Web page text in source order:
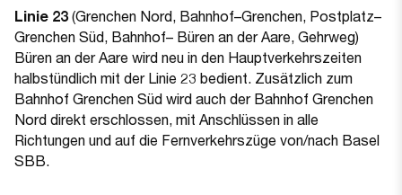
Linie 23(Grenchen Nord, Bahnhof–Grenchen, Postplatz–
Grenchen Süd, Bahnhof– Büren an der Aare, Gehrweg)
Büren an der Aare wird neu in den Hauptverkehrszeiten
halbstündlich mit der Linie 23 bedient. Zusätzlich zum
Bahnhof Grenchen Süd wird auch der Bahnhof Grenchen
Nord direkt erschlossen, mit Anschlüssen in alle
Richtungen und auf die Fernverkehrszüge von/nach Basel
SBB.